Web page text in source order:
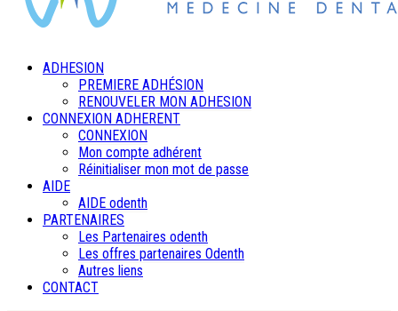
ADHESION
PREMIERE ADHÉSION
RENOUVELER MON ADHESION
CONNEXION ADHERENT
CONNEXION
Mon compte adhérent
Réinitialiser mon mot de passe
AIDE
AIDE odenth
PARTENAIRES
Les Partenaires odenth
Les offres partenaires Odenth
Autres liens
CONTACT